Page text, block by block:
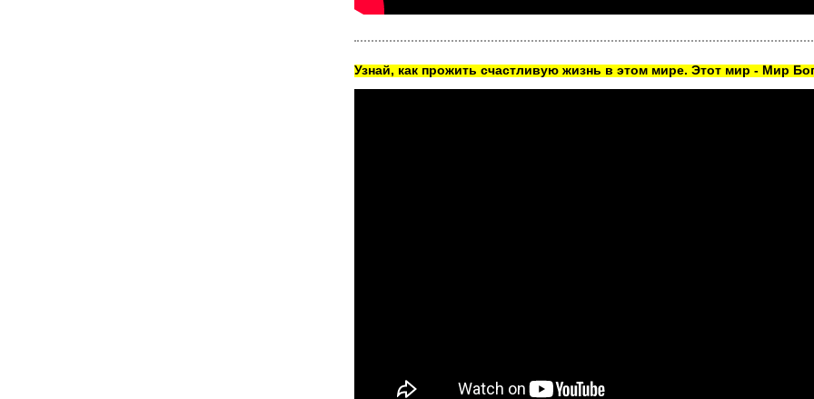
Узнай, как прожить счастливую жизнь в этом мире. Этот мир - Мир